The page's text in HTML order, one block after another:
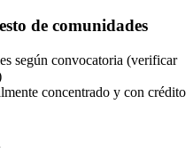
de comunidades
según convocatoria (verificar
concentrado y con crédito